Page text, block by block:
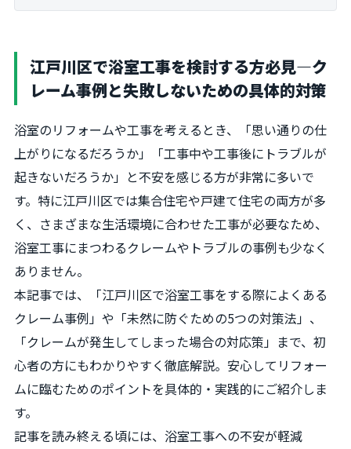
江戸川区で浴室工事を検討する方必見―ク
レーム事例と失敗しないための具体的対策
浴室のリフォームや工事を考えるとき、「思い通りの仕
上がりになるだろうか」「工事中や工事後にトラブルが
起きないだろうか」と不安を感じる方が非常に多いで
す。特に江戸川区では集合住宅や戸建て住宅の両方が多
く、さまざまな生活環境に合わせた工事が必要なため、
浴室工事にまつわるクレームやトラブルの事例も少なく
ありません。
本記事では、「江戸川区で浴室工事をする際によくある
クレーム事例」や「未然に防ぐための5つの対策法」、
「クレームが発生してしまった場合の対応策」まで、初
心者の方にもわかりやすく徹底解説。安心してリフォー
ムに臨むためのポイントを具体的・実践的にご紹介しま
す。
記事を読み終える頃には、浴室工事への不安が軽減